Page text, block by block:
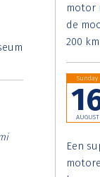
motor
de
200 km.
Sunday
AUGUST
Een